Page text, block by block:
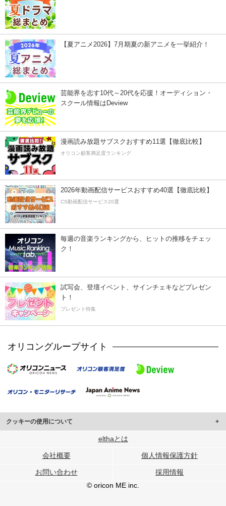
【夏アニメ2026】7月期夏の新アニメを一挙紹介！
芸能界を志す10代～20代を応援！オーディション・
スクール情報はDeview
漫画読み放題サブスクおすすめ11選【徹底比較】
オリコン顧客満足度ランキング
2026年動画配信サービスおすすめ40選【徹底比較】
CS動画配信サービス20選
毎週の音楽ランキングから、ヒットの推移をチェッ
ク！
試写会、登壇イベント、サインチェキなどプレゼン
ト！
プレゼント特集
オリコングループサイト
クッキーの使用について
このサイトでは Cookie を使用して、ユーザーに合わせたコンテンツや広告の
行っています。
メディアや広告配信、データ解析の各パートナーに提供しています。
ユーザーが各パートナーのサービスを使用したときに収集した他の情報を組み
elthaとは
会社概要 個人情報保護方針
お問い合わせ
採用情報
© oricon ME inc.